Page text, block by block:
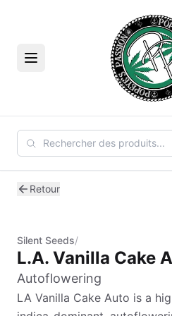
Menu
Retour
Silent Seeds/
L.A. Vanilla Cake
Autoflowering
LA Vanilla Cake Auto is a